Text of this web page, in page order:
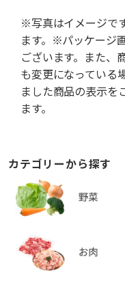
※写真はイメージで
ます。※パッケージ
ございます。また、
も変更になっている
ました商品の表示を
ます。
カテゴリーから探す